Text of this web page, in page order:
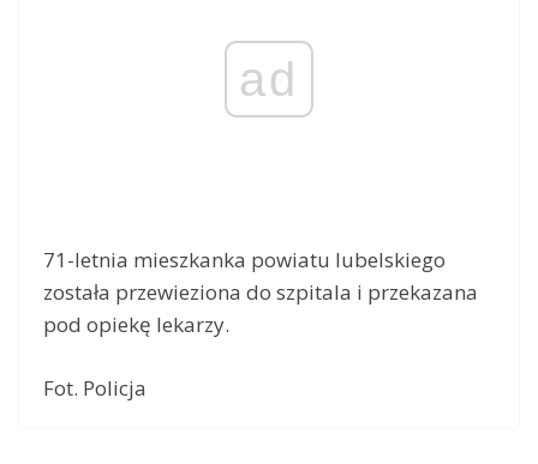
ad
71-letnia mieszkanka powiatu lubelskiego
została przewieziona do szpitala i przekazana
pod opiekę lekarzy.
Fot. Policja